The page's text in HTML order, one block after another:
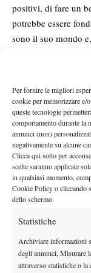
Per fornire le migliori
cookie per memorizzare e/
queste tecnologie
comportamento durante la
annunci (non)
negativamente su alcune
Clicca qui sotto per
scelte saranno applicate
in qualsiasi momento,
Cookie Policy o cliccando
dello schermo.
Statistiche
Archiviare informazioni
degli annunci, Misurare
attraverso statistiche o
positivi, di fare un
potrebbe essere
sono il suo mondo
il meglio: è
olandesi non si
100. Ora sotto con
fiducia e ha il